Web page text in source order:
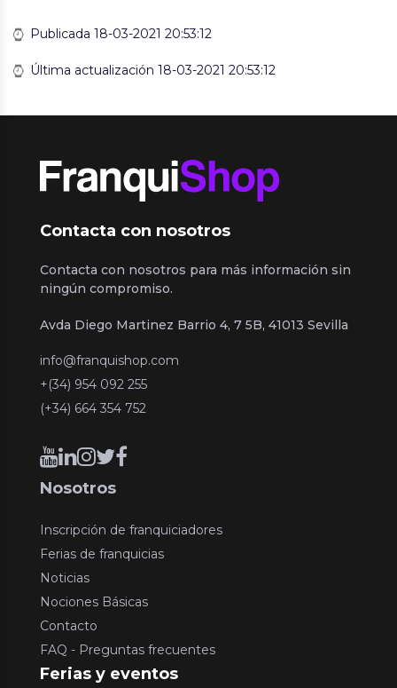
Publicada 18-03-2021 20:53:12
Última actualización 18-03-2021 20:53:12
Contacta con nosotros
Contacta con nosotros para más información sin
ningún compromiso.
Avda Diego Martinez Barrio 4, 7 5B, 41013 Sevilla
info@franquishop.com
+(34) 954 092 255
(+34) 664 354 752
Nosotros
Inscripción de franquiciadores
Ferias de franquicias
Noticias
Nociones Básicas
Contacto
FAQ - Preguntas frecuentes
Ferias y eventos